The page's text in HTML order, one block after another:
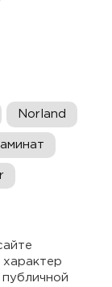
Norland